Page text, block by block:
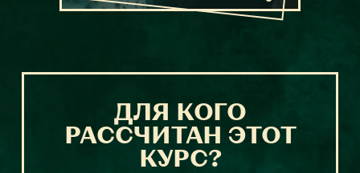
ДЛЯ КОГО
РАССЧИТАН ЭТОТ
КУРС?